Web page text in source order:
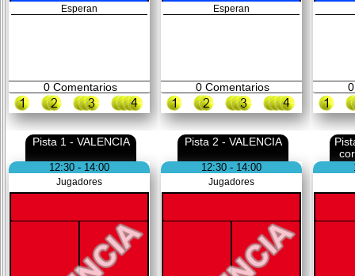
Esperan
0Comentarios
Esperan
0Comentarios 0
Pista 1 - VALENCIA
12:30 - 14:00
Jugadores
Pista 2 - VALENCIA
12:30 - 14:00
Jugadores